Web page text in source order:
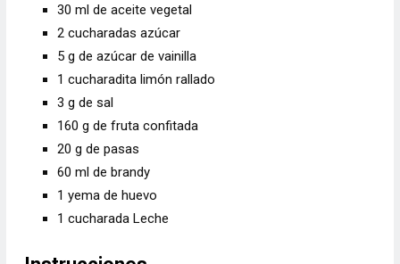
30ml deaceite vegetal
2cucharadasazúcar
5g deazúcar de vainilla
1cucharaditalimón rallado
3g desal
160g defruta confitada
20g depasas
60ml debrandy
1yema de huevo
1cucharadaLeche